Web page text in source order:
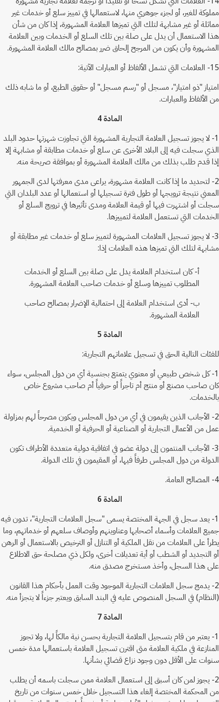
مملوكة للغير، أو لجزء جوهري منها، لاستعمالها في تمييز سلع أو خدمات غير
مماثلة أو غير مشابهة لتلك التي تميزها العلامة المشهورة، إذا كان من شأن
هذا الاستعمال أن يدل على صلة بين تلك السلع أو الخدمات وبين العلامة
المشهورة وأن يكون من المرجح إلحاق ضرر بمصالح مالك العلامة المشهورة.
15- العلامات التي تشمل الألفاظ أو العبارات الآتية:
امتياز "ذو امتياز"، مسجل أو "رسم مسجل" أو حقوق الطبع، أو ما شابه ذلك
من الألفاظ والعبارات.
المادة 4
1- لا يجوز تسجيل العلامة التجارية المشهورة التي تجاوزت شهرتها حدود البلد
الذي سجلت فيه إلى البلاد الأخرى عن سلع أو خدمات مطابقة أو مشابهة إلا
إذا قدم طلب بذلك من مالك العلامة المشهورة أو بموافقة صريحة منه.
2- لتحديد ما إذا كانت العلامة مشهورة، يراعى مدى معرفتها لدى الجمهور
المعني نتيجة ترويجها أو طول فترة تسجيلها أو استعمالها أو عدد البلدان التي
سجلت أو اشتهرت فيها أو قيمة العلامة ومدى تأثيرها في ترويج السلع أو
الخدمات التي تستعمل العلامة لتمييزها.
3- لا يجوز تسجيل العلامات المشهورة لتمييز سلع أو خدمات غير مطابقة أو
مشابهة لتلك التي تميزها هذه العلامات إذا:
أ- كان استخدام العلامة يدل على صلة بين السلع أو الخدمات
المطلوب تمييزها وسلع أو خدمات صاحب العلامة المشهورة.
ب- أدى استخدام العلامة إلى احتمالية الإضرار بمصالح صاحب
العلامة المشهورة.
المادة 5
للفئات التالية الحق في تسجيل علاماتهم التجارية:
1- كل شخص طبيعي أو معنوي يتمتع بجنسية أي من دول المجلس، سواء
كان صاحب مصنع أو منتج أم تاجراً أو حرفياً أم صاحب مشروع خاص
بالخدمات.
2- الأجانب الذين يقيمون في أي من دول المجلس ويكون مصرحاً لهم بمزاولة
عمل من الأعمال التجارية أو الصناعية أو الحرفية أو الخدمية.
3- الأجانب المنتمون إلى دولة عضو في اتفاقية دولية متعددة الأطراف تكون
الدولة من دول المجلس طرفاً فيها، أو المقيمون في تلك الدولة.
4- المصالح العامة.
المادة 6
1- يعد سجل في الجهة المختصة يسمى "سجل العلامات التجارية"، تدون فيه
جميع العلامات وأسماء أصحابها وعناوينهم وأوصاف سلعهم أو خدماتهم، وما
يطرأ على العلامات من نقل الملكية أو التنازل أو الترخيص بالاستعمال أو الرهن
أو التجديد أو الشطب أو أية تعديلات أخرى، ولكل ذي مصلحة حق الاطلاع
على هذا السجل، وأخذ مستخرج مصدق منه.
2- يدمج سجل العلامات التجارية الموجود وقت العمل بأحكام هذا القانون
(النظام) في السجل المنصوص عليه في البند السابق ويعتبر جزءاً لا يتجزأ منه.
المادة 7
1- يعتبر من قام بتسجيل العلامة التجارية بحسن نية مالكاً لها، ولا تجوز
المنازعة في ملكية العلامة متى اقترن تسجيل العلامة باستعمالها مدة خمس
سنوات على الأقل دون وجود نزاع قضائي بشأنها.
2- يجوز لمن كان أسبق إلى استعمال العلامة ممن سجلت باسمه أن يطلب
من المحكمة المختصة إلغاء هذا التسجيل خلال خمس سنوات من تاريخ